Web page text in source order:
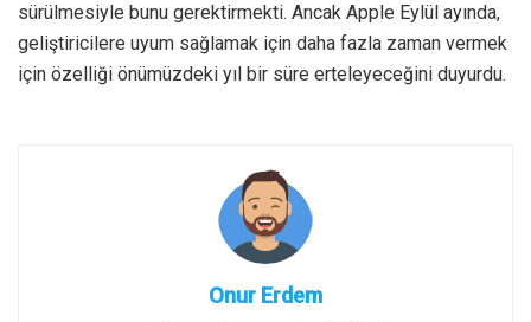
sürülmesiyle bunu gerektirmekti. Ancak Apple Eylül ayında,
geliştiricilere uyum sağlamak için daha fazla zaman vermek
için özelliği önümüzdeki yıl bir süre erteleyeceğini duyurdu.
Onur Erdem